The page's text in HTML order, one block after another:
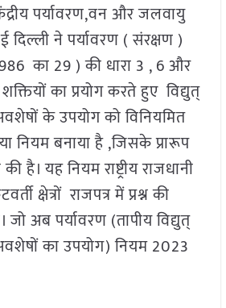
पर्यावरण,वन और जलवायु
दिल्ली ने पर्यावरण ( संरक्षण )
का 29 ) की धारा 3 , 6 और
शक्तियों का प्रयोग करते हुए विद्युत्
के उपयोग को विनियमित
नियम बनाया है ,जिसके प्रारूप
है। यह नियम राष्ट्रीय राजधानी
क्षेत्रों राजपत्र में प्रश्न की
जो अब पर्यावरण (तापीय विद्युत्
का उपयोग) नियम 2023